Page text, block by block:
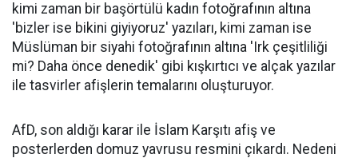
kimi zaman bir başörtülü kadın fotoğrafının altına
'bizler ise bikini giyiyoruz' yazıları, kimi zaman ise
Müslüman bir siyahi fotoğrafının altına 'Irk çeşitliliği
mi? Daha önce denedik' gibi kışkırtıcı ve alçak yazılar
ile tasvirler afişlerin temalarını oluşturuyor.
AfD, son aldığı karar ile İslam Karşıtı afiş ve
posterlerden domuz yavrusu resmini çıkardı. Nedeni